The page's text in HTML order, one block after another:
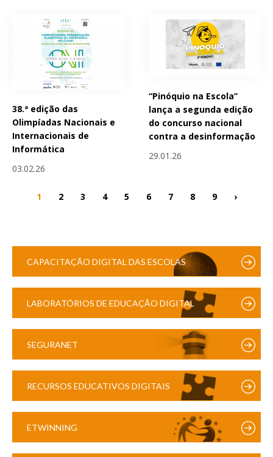
38.ª edição das
Olimpíadas Nacionais e
Internacionais de
Informática
03.02.26
“Pinóquio na Escola”
lança a segunda edição
do concurso nacional
contra a desinformação
29.01.26
1 2 3 4 5 6 7 8 9 ›
CAPACITAÇÃO DIGITAL DAS ESCOLAS
LABORATÓRIOS DE EDUCAÇÃO DIGITAL
SEGURANET
RECURSOS EDUCATIVOS DIGITAIS
ETWINNING